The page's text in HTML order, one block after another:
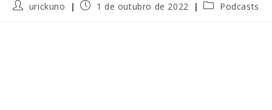
urickuno 1 de outubro de 2022 Podcasts